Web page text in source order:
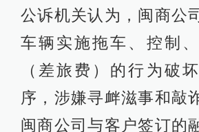
公诉机关认为，闽商公
车辆实施拖车、控制
（差旅费）的行为破
序，涉嫌寻衅滋事和敲
闽商公司与客户签订的